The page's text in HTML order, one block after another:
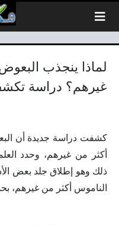
لماذا ينجذب
غيرهم؟ دراسة
كشفت دراسة جديدة أن
أكثر من غيرهم، وحدد
ذلك وهو إطلاق جلد بعض
الناموس أكثر من غيرهم،